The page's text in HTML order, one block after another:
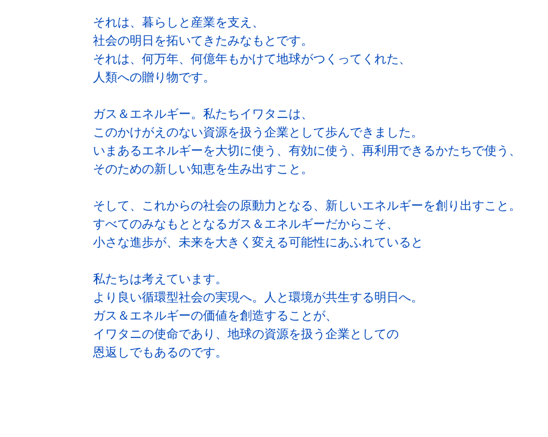
それは、暮らしと産業を支え、
社会の明日を拓いてきたみなもとです。
それは、何万年、何億年もかけて地球がつくってくれた、
人類への贈り物です。
ガス＆エネルギー。私たちイワタニは、
このかけがえのない資源を扱う企業として歩んできました。
いまあるエネルギーを大切に使う、有効に使う、再利用できるかたちで使う、
そのための新しい知恵を生み出すこと。
そして、これからの社会の原動力となる、新しいエネルギーを創り出すこと。
すべてのみなもととなるガス＆エネルギーだからこそ、
小さな進歩が、未来を大きく変える可能性にあふれていると
私たちは考えています。
より良い循環型社会の実現へ。人と環境が共生する明日へ。
ガス＆エネルギーの価値を創造することが、
イワタニの使命であり、地球の資源を扱う企業としての
恩返しでもあるのです。